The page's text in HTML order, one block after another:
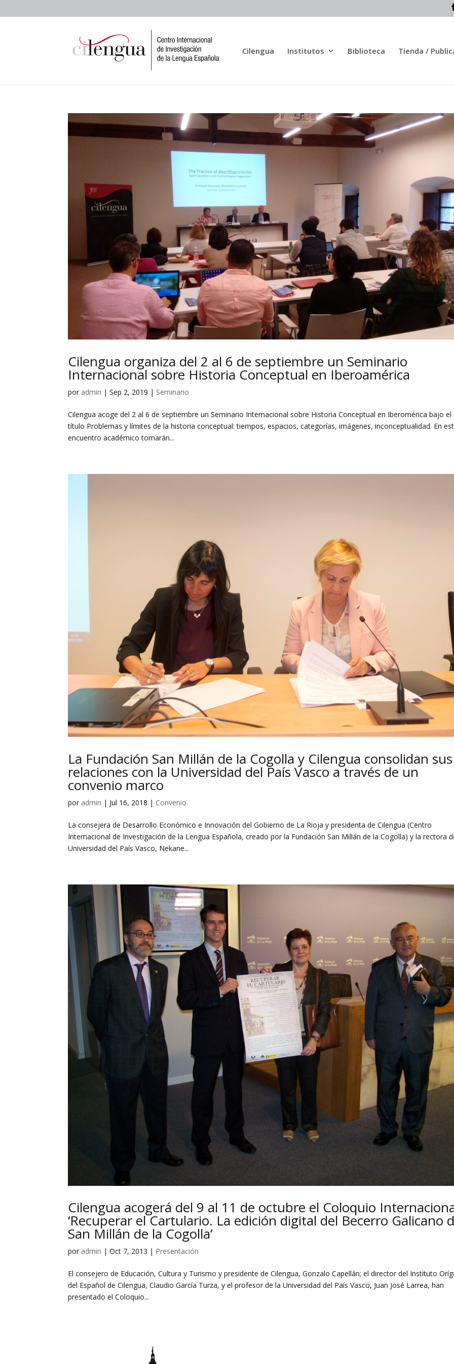
Cilengua Institutos Biblioteca Tienda /
Cilengua organiza del 2 al 6 de septiembre un Seminario
Internacional sobre Historia Conceptual en Iberoamérica
por admin |Sep 2, 2019 | Seminario
Cilengua acoge del 2 al 6 de septiembre un Seminario Internacional sobre Historia Conceptual en Iberomérica bajo el
título Problemas y límites de la historia conceptual: tiempos, espacios, categorías, imágenes, inconceptualidad. En
encuentro académico tomarán...
La Fundación San Millán de la Cogolla y Cilengua consolidan sus
relaciones con la Universidad del País Vasco a través de un
convenio marco
por admin | Jul 16, 2018 | Convenio
La consejera de Desarrollo Económico e Innovación del Gobierno de La Rioja y presidenta de Cilengua (Centro
Internacional de Investigación de la Lengua Española, creado por la Fundación San Millán de la Cogolla) y la rectora
Universidad del País Vasco, Nekane...
Cilengua acogerá del 9 al 11 de octubre el Coloquio
‘Recuperar el Cartulario. La edición digital del Becerro Galicano
San Millán de la Cogolla’
por admin |Oct 7, 2013 | Presentación
El consejero de Educación, Cultura y Turismo y presidente de Cilengua, Gonzalo Capellán; el director del Instituto
del Español de Cilengua, Claudio García Turza, y el profesor de la Universidad del País Vasco, Juan José Larrea, han
presentado el Coloquio...